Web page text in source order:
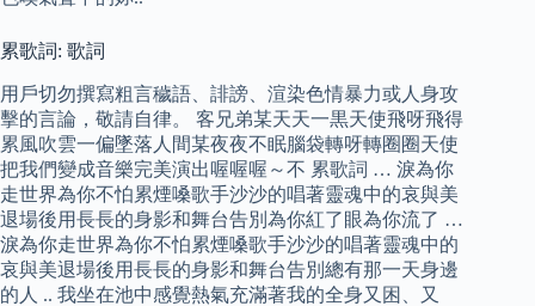
累歌詞: 歌詞
用戶切勿撰寫粗言穢語、誹謗、渲染色情暴力或人身攻
擊的言論，敬請自律。 客兄弟某天天一黒天使飛呀飛得
累風吹雲一偏墜落人間某夜夜不眠腦袋轉呀轉圈圈天使
把我們變成音樂完美演出喔喔喔～不 累歌詞 … 淚為你
走世界為你不怕累煙嗓歌手沙沙的唱著靈魂中的哀與美
退場後用長長的身影和舞台告別為你紅了眼為你流了 …
淚為你走世界為你不怕累煙嗓歌手沙沙的唱著靈魂中的
哀與美退場後用長長的身影和舞台告別總有那一天身邊
的人 .. 我坐在池中感覺熱氣充滿著我的全身又困、又